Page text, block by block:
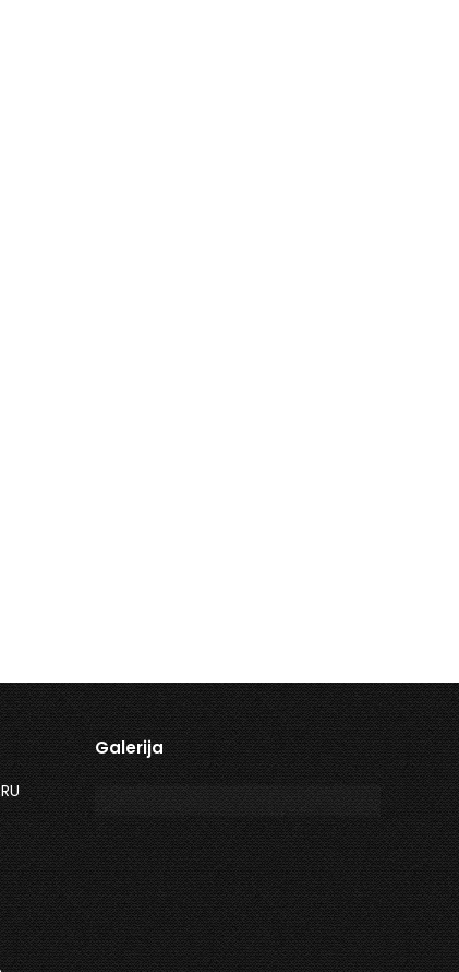
Galerija